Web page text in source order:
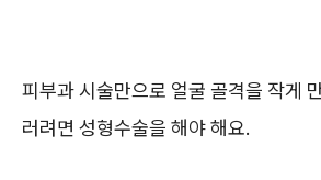
피부과 시술만으로 얼굴 골격을 작게
러려면 성형수술을 해야 해요.